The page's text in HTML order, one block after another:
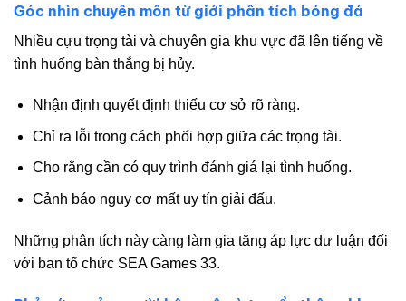
Góc nhìn chuyên môn từ giới phân tích bóng đá
Nhiều cựu trọng tài và chuyên gia khu vực đã lên tiếng về
tình huống bàn thắng bị hủy.
Nhận định quyết định thiếu cơ sở rõ ràng.
Chỉ ra lỗi trong cách phối hợp giữa các trọng tài.
Cho rằng cần có quy trình đánh giá lại tình huống.
Cảnh báo nguy cơ mất uy tín giải đấu.
Những phân tích này càng làm gia tăng áp lực dư luận đối
với ban tổ chức SEA Games 33.